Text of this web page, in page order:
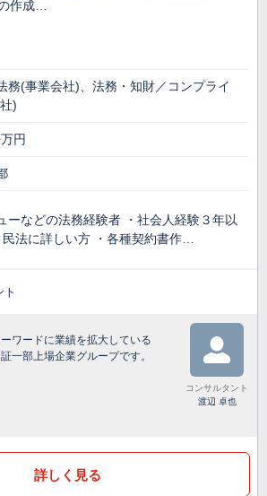
作成…
務(事業会社)、法務・知財／コンプライ
)
円
ーなどの法務経験者 ・社会人経験３年以
法に詳しい方 ・各種契約書作…
ト
ワードに業績を拡大している
一部上場企業グループです。
コンサルタント
渡辺 卓也
詳しく見る